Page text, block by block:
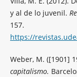
y al de lo juvenil.
157.
https://
Weber, M. ([1901]
capitalismo.